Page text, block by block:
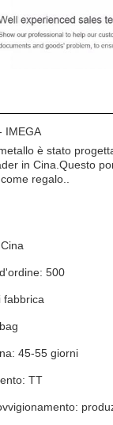
IMEGA
è stato
in Cina.Questo
regalo..
500
fabbrica
45-55 giorni
TT